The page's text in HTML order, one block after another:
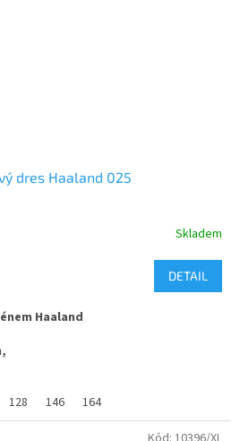
dres Haaland 025
Skladem
DETAIL
Haaland
pro sport i běžné nošení.
128 146 164